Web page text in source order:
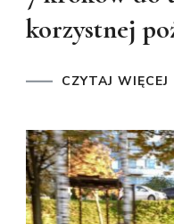
korzystnej
CZYTAJ WIĘCEJ